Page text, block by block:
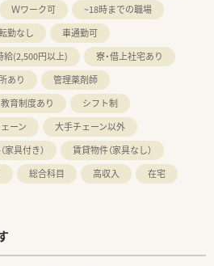
Ｗワーク可
~18時までの職場
勤なし
車通勤可
給(2,500円以上)
寮・借上社宅あり
あり
管理薬剤師
教育制度あり
シフト制
ーン
大手チェーン以外
家具付き）
賃貸物件（家具なし）
総合科目 高収入
在宅